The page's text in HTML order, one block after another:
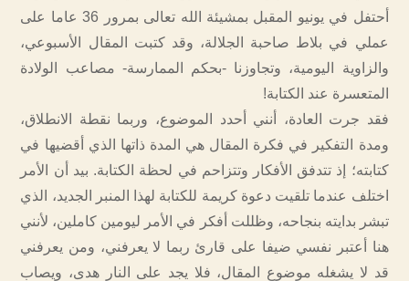
أحتفل في يونيو المقبل بمشيئة الله تعالى بمرور 36 عاما على
عملي في بلاط صاحبة الجلالة، وقد كتبت المقال الأسبوعي،
والزاوية اليومية، وتجاوزنا -بحكم الممارسة- مصاعب الولادة
المتعسرة عند الكتابة!
فقد جرت العادة، أنني أحدد الموضوع، وربما نقطة الانطلاق،
ومدة التفكير في فكرة المقال هي المدة ذاتها الذي أقضيها في
كتابته؛ إذ تتدفق الأفكار وتتزاحم في لحظة الكتابة. بيد أن الأمر
اختلف عندما تلقيت دعوة كريمة للكتابة لهذا المنبر الجديد، الذي
تبشر بدايته بنجاحه، وظللت أفكر في الأمر ليومين كاملين، لأنني
هنا أعتبر نفسي ضيفا على قارئ ربما لا يعرفني، ومن يعرفني
قد لا يشغله موضوع المقال، فلا يجد على النار هدى، ويصاب